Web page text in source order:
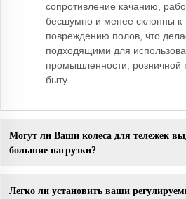
сопротивление качанию,
бесшумно и менее склонны к
повреждению полов, что
подходящими для
промышленности, розничной
быту.
Могут ли Ваши колеса для тележек
большие нагрузки?
Легко ли установить ваши